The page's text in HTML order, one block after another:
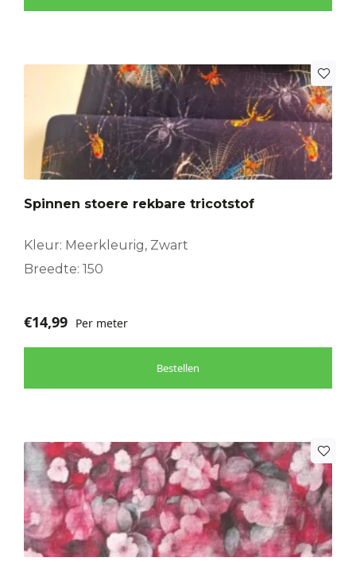
Spinnen stoere rekbare tricotstof
Kleur: Meerkleurig, Zwart
Breedte: 150
€14,99 Per meter
Bestellen